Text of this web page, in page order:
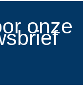
onze